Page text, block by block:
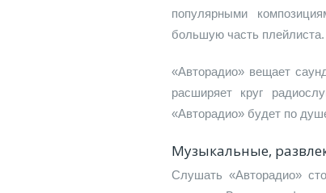
популярными
большую часть плейлиста.
«Авторадио» вещает
расширяет круг
«Авторадио» будет по
Музыкальные,
Слушать «Авторадио»